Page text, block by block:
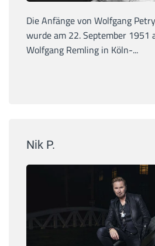
Die Anfänge von Wolfgang
wurde am 22. September 1951
Wolfgang Remling in Köln-...
Nik P.